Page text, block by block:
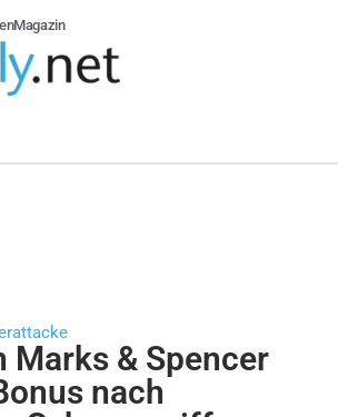
Magazin
Marks & Spencer
nach